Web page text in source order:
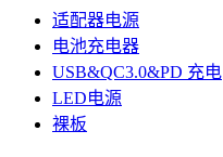
适配器电源
电池充电器
USB&QC3.0&PD 充电
LED电源
裸板